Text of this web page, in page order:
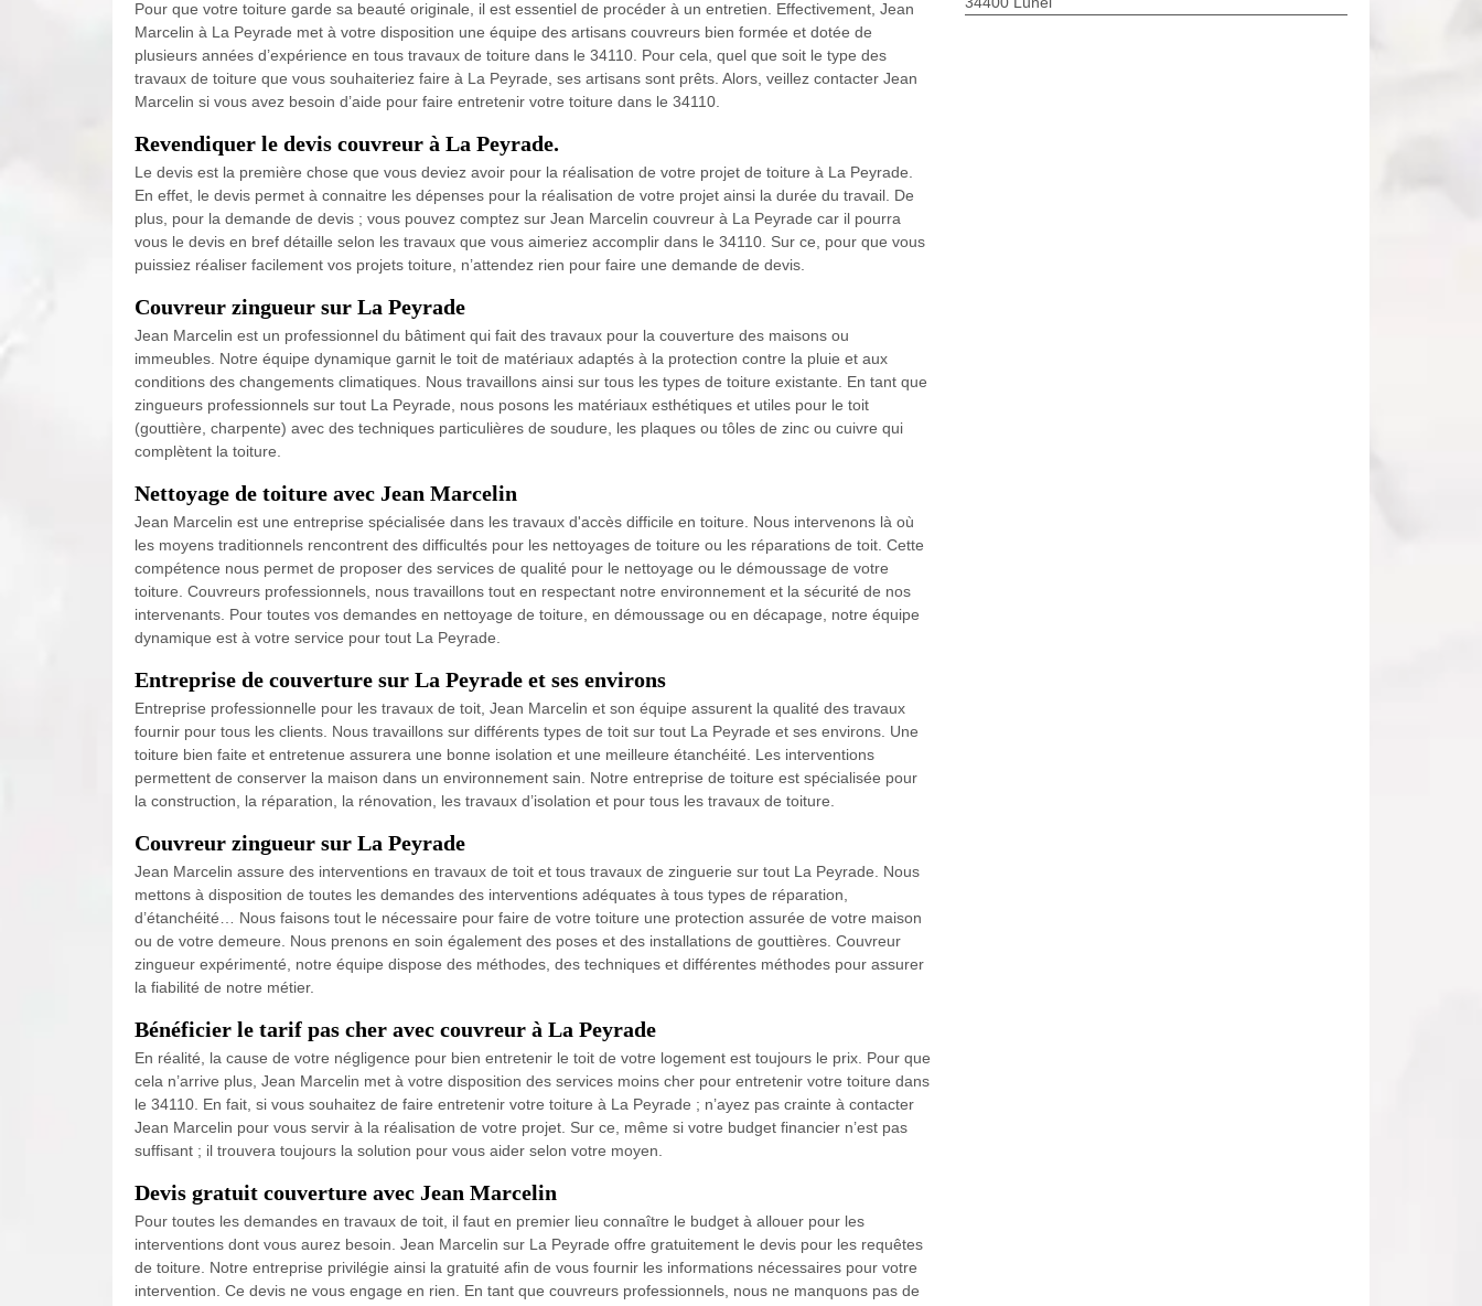
Pour que votre toiture garde sa beauté originale, il est essentiel de procéder à un entretien. Effectivement, Jean
Marcelin à La Peyrade met à votre disposition une équipe des artisans couvreurs bien formée et dotée de
plusieurs années d’expérience en tous travaux de toiture dans le 34110. Pour cela, quel que soit le type des
travaux de toiture que vous souhaiteriez faire à La Peyrade, ses artisans sont prêts. Alors, veillez contacter Jean
Marcelin si vous avez besoin d’aide pour faire entretenir votre toiture dans le 34110.
Revendiquer le devis couvreur à La Peyrade.
Le devis est la première chose que vous deviez avoir pour la réalisation de votre projet de toiture à La Peyrade.
En effet, le devis permet à connaitre les dépenses pour la réalisation de votre projet ainsi la durée du travail. De
plus, pour la demande de devis ; vous pouvez comptez sur Jean Marcelin couvreur à La Peyrade car il pourra
vous le devis en bref détaille selon les travaux que vous aimeriez accomplir dans le 34110. Sur ce, pour que vous
puissiez réaliser facilement vos projets toiture, n’attendez rien pour faire une demande de devis.
Couvreur zingueur sur La Peyrade
Jean Marcelin est un professionnel du bâtiment qui fait des travaux pour la couverture des maisons ou
immeubles. Notre équipe dynamique garnit le toit de matériaux adaptés à la protection contre la pluie et aux
conditions des changements climatiques. Nous travaillons ainsi sur tous les types de toiture existante. En tant que
zingueurs professionnels sur tout La Peyrade, nous posons les matériaux esthétiques et utiles pour le toit
(gouttière, charpente) avec des techniques particulières de soudure, les plaques ou tôles de zinc ou cuivre qui
complètent la toiture.
Nettoyage de toiture avec Jean Marcelin
Jean Marcelin est une entreprise spécialisée dans les travaux d'accès difficile en toiture. Nous intervenons là où
les moyens traditionnels rencontrent des difficultés pour les nettoyages de toiture ou les réparations de toit. Cette
compétence nous permet de proposer des services de qualité pour le nettoyage ou le démoussage de votre
toiture. Couvreurs professionnels, nous travaillons tout en respectant notre environnement et la sécurité de nos
intervenants. Pour toutes vos demandes en nettoyage de toiture, en démoussage ou en décapage, notre équipe
dynamique est à votre service pour tout La Peyrade.
Entreprise de couverture sur La Peyrade et ses environs
Entreprise professionnelle pour les travaux de toit, Jean Marcelin et son équipe assurent la qualité des travaux
fournir pour tous les clients. Nous travaillons sur différents types de toit sur tout La Peyrade et ses environs. Une
toiture bien faite et entretenue assurera une bonne isolation et une meilleure étanchéité. Les interventions
permettent de conserver la maison dans un environnement sain. Notre entreprise de toiture est spécialisée pour
la construction, la réparation, la rénovation, les travaux d’isolation et pour tous les travaux de toiture.
Couvreur zingueur sur La Peyrade
Jean Marcelin assure des interventions en travaux de toit et tous travaux de zinguerie sur tout La Peyrade. Nous
mettons à disposition de toutes les demandes des interventions adéquates à tous types de réparation,
d’étanchéité… Nous faisons tout le nécessaire pour faire de votre toiture une protection assurée de votre maison
ou de votre demeure. Nous prenons en soin également des poses et des installations de gouttières. Couvreur
zingueur expérimenté, notre équipe dispose des méthodes, des techniques et différentes méthodes pour assurer
la fiabilité de notre métier.
Bénéficier le tarif pas cher avec couvreur à La Peyrade
En réalité, la cause de votre négligence pour bien entretenir le toit de votre logement est toujours le prix. Pour que
cela n’arrive plus, Jean Marcelin met à votre disposition des services moins cher pour entretenir votre toiture dans
le 34110. En fait, si vous souhaitez de faire entretenir votre toiture à La Peyrade ; n’ayez pas crainte à contacter
Jean Marcelin pour vous servir à la réalisation de votre projet. Sur ce, même si votre budget financier n’est pas
suffisant ; il trouvera toujours la solution pour vous aider selon votre moyen.
Devis gratuit couverture avec Jean Marcelin
Pour toutes les demandes en travaux de toit, il faut en premier lieu connaître le budget à allouer pour les
interventions dont vous aurez besoin. Jean Marcelin sur La Peyrade offre gratuitement le devis pour les requêtes
de toiture. Notre entreprise privilégie ainsi la gratuité afin de vous fournir les informations nécessaires pour votre
intervention. Ce devis ne vous engage en rien. En tant que couvreurs professionnels, nous ne manquons pas de